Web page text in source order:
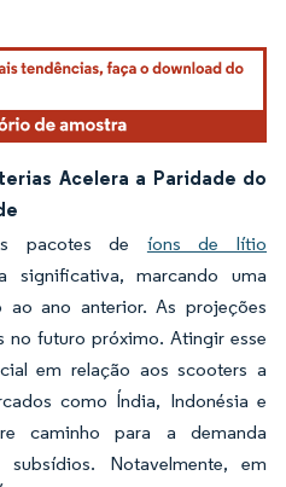
Acelera a Paridade do
pacotes de íons de lítio
significativa, marcando uma
ao ano anterior. As projeções
no futuro próximo. Atingir esse
em relação aos scooters a
como Índia, Indonésia e
caminho para a demanda
Notavelmente, em